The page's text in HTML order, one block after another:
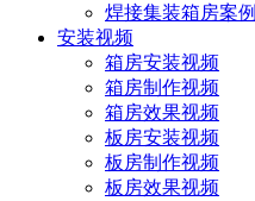
焊接集装箱房案例
安装视频
箱房安装视频
箱房制作视频
箱房效果视频
板房安装视频
板房制作视频
板房效果视频